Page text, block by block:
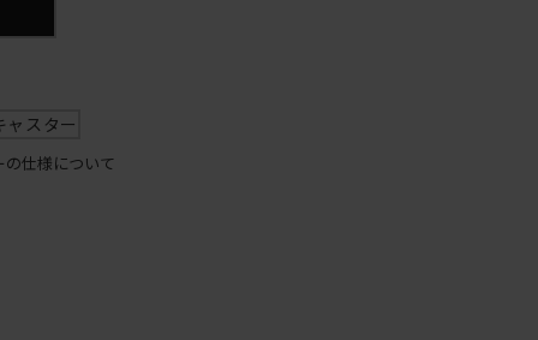
ャスター
の仕様について